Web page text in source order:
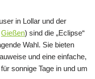
in Lollar und der
Gießen) sind die „Eclipse“
Wahl. Sie bieten
und eine einfache,
sonnige Tage in und um